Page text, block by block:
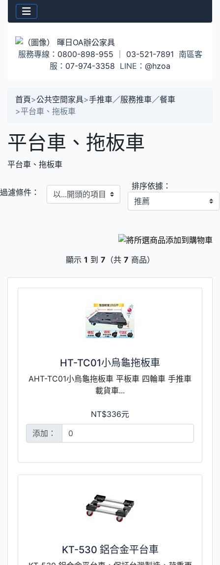
服務專線： 0800-898-955 03-521-7891 南區客
服： 07-974-3358 LINE： @hzoa
首頁>公共空間家具>手推車／服務推車／餐車
>平台車、拖板車
平台車、拖板車
平台車、拖板車
過濾條件： 以...開頭的項目 排序依據：
顯示 1 到 7 （共 7 商品）
HT-TC01小烏龜拖板車
AHT-TC01小烏龜拖板車 平板車 四輪車 手推車
載貨車...
NT$336元
添加：
KT-530 鋁合金平台車